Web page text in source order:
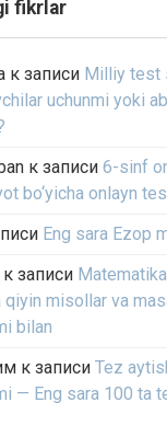
fikrlar
к записи Milliy test
uchunmi yoki
к записи 6-sinf
bo‘yicha onlayn
Eng sara Ezop
к записи
qiyin misollar va
bilan
к записи Tez
— Eng sara 100 ta